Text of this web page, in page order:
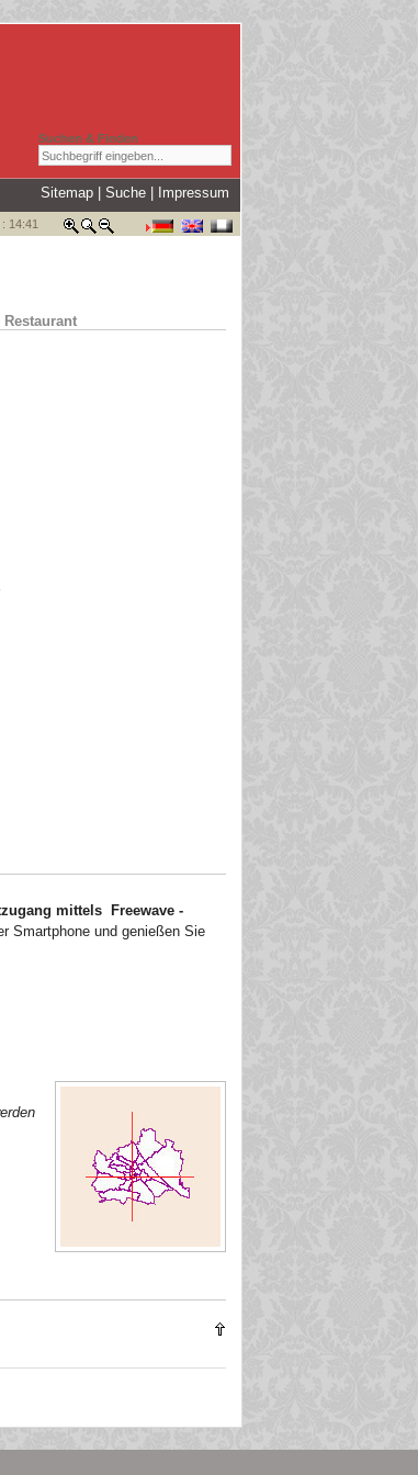
Suchen & Finden
Sitemap |Suche Impressum
14:41
mittels Freewave -
Smartphone und genießen Sie